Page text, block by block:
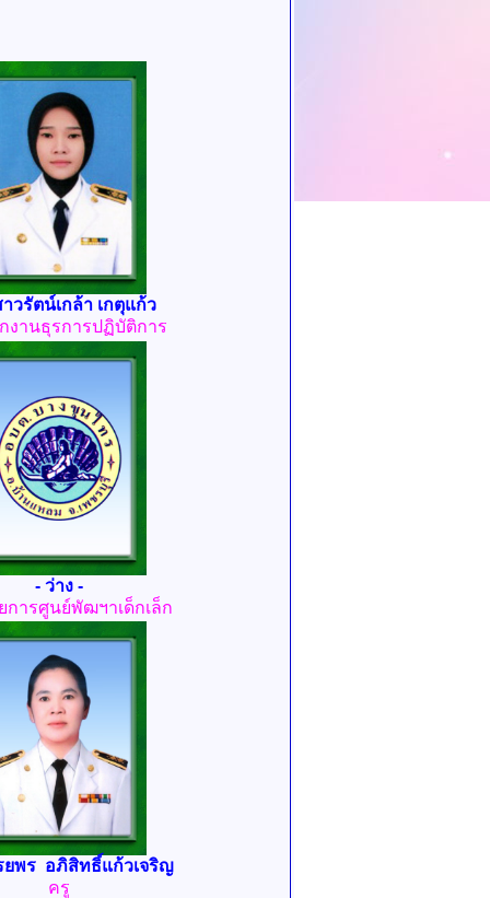
วรัตน์เกล้า เกตุแก้ว
งานธุรการปฏิบัติการ
- ว่าง -
การศูนย์พัฒฯาเด็กเล็ก
ยพร อภิสิทธิ์แก้วเจริญ
ครู